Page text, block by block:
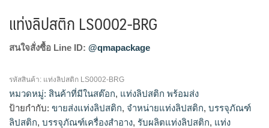
แท่งลิปสติก LS0002-BRG
สนใจสั่งซื้อ Line ID: @qmapackage
รหัสสินค้า: แท่งลิปสติก LS0002-BRG
หมวดหมู่: สินค้าที่มีในสต๊อก, แท่งลิปสติก พร้อมส่ง
ป้ายกำกับ: ขายส่งแท่งลิปสติก, จำหน่ายแท่งลิปสติก, บรรจุภัณฑ์
ลิปสติก, บรรจุภัณฑ์เครื่องสำอาง, รับผลิตแท่งลิปสติก, แท่ง